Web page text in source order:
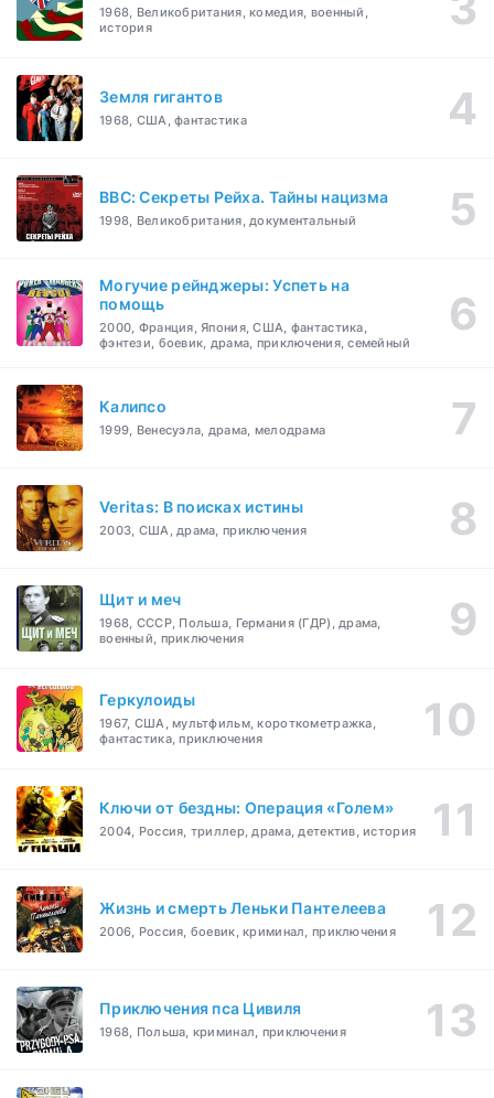
1968, Великобритания, комедия, военный,
история
Земля гигантов
1968, США, фантастика
BBC: Секреты Рейха. Тайны нацизма
1998, Великобритания, документальный
Могучие рейнджеры: Успеть на
помощь
2000, Франция, Япония, США, фантастика,
фэнтези, боевик, драма, приключения, семейный
Калипсо
1999, Венесуэла, драма, мелодрама
Veritas: В поисках истины
2003, США, драма, приключения
Щит и меч
1968, СССР, Польша, Германия (ГДР), драма,
военный, приключения
Геркулоиды
1967, США, мультфильм, короткометражка,
фантастика, приключения
Ключи от бездны: Операция «Голем»
2004, Россия, триллер, драма, детектив, история
Жизнь и смерть Леньки Пантелеева
2006, Россия, боевик, криминал, приключения
Приключения пса Цивиля
1968, Польша, криминал, приключения